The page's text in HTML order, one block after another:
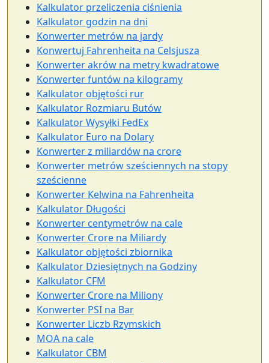
Kalkulator przeliczenia ciśnienia
Kalkulator godzin na dni
Konwerter metrów na jardy
Konwertuj Fahrenheita na Celsjusza
Konwerter akrów na metry kwadratowe
Konwerter funtów na kilogramy
Kalkulator objętości rur
Kalkulator Rozmiaru Butów
Kalkulator Wysyłki FedEx
Kalkulator Euro na Dolary
Konwerter z miliardów na crore
Konwerter metrów sześciennych na stopy
sześcienne
Konwerter Kelwina na Fahrenheita
Kalkulator Długości
Konwerter centymetrów na cale
Konwerter Crore na Miliardy
Kalkulator objętości zbiornika
Kalkulator Dziesiętnych na Godziny
Kalkulator CFM
Konwerter Crore na Miliony
Konwerter PSI na Bar
Konwerter Liczb Rzymskich
MOA na cale
Kalkulator CBM